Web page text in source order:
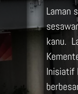
Laman
kanu.
Inisiatif